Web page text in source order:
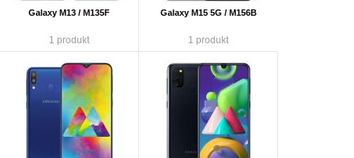
Galaxy M13 / M135F
1 produkt
Galaxy M15 5G / M156B
1 produkt